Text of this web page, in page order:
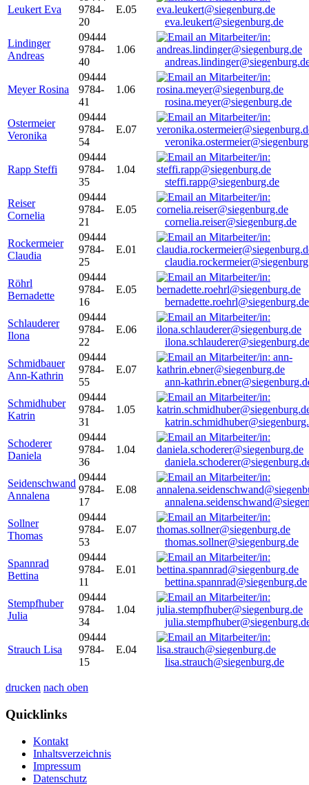
Leukert Eva
9784-
20
E.05
eva.leukert@siegenburg.de
Lindinger
Andreas
09444
9784-
40
1.06
Meyer Rosina
09444
9784-
41
1.06
rosina.meyer@siegenburg.de
Ostermeier
Veronika
09444
9784-
54
E.07
Rapp Steffi
09444
9784-
35
1.04
steffi.rapp@siegenburg.de
Reiser
Cornelia
09444
9784-
21
E.05
cornelia.reiser@siegenburg.de
Rockermeier
Claudia
09444
9784-
25
E.01
Röhrl
Bernadette
09444
9784-
16
E.05
bernadette.roehrl@siegenburg.de
Schlauderer
Ilona
09444
9784-
22
E.06
ilona.schlauderer@siegenburg.de
Schmidbauer
Ann-Kathrin
09444
9784-
55
E.07
ann-
Schmidhuber
Katrin
09444
9784-
31
1.05
Schoderer
Daniela
09444
9784-
36
1.04
Seidenschwand
Annalena
09444
9784-
17
E.08
Sollner
Thomas
09444
9784-
53
E.07
thomas.sollner@siegenburg.de
Spannrad
Bettina
09444
9784-
11
E.01
bettina.spannrad@siegenburg.de
Stempfhuber
Julia
09444
9784-
34
1.04
Strauch Lisa
09444
9784-
15
E.04
lisa.strauch@siegenburg.de
drucken nach oben
Quicklinks
Kontakt
Inhaltsverzeichnis
Impressum
Datenschutz